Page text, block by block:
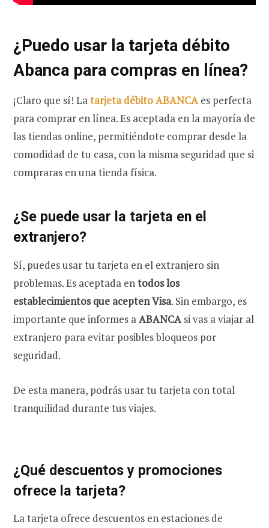
¿Puedo usar la tarjeta débito
Abanca para compras en línea?
¡Claro que sí! Latarjeta débito ABANCAes perfecta
para comprar en línea. Es aceptada en la mayoría de
las tiendas online, permitiéndote comprar desde la
comodidad de tu casa, con la misma seguridad que si
compraras en una tienda física.
¿Se puede usar la tarjeta en el
extranjero?
Sí, puedes usar tu tarjeta en el extranjero sin
problemas. Es aceptada entodos los
establecimientos que acepten Visa. Sin embargo, es
importante que informes aABANCAsi vas a viajar al
extranjero para evitar posibles bloqueos por
seguridad.
De esta manera, podrás usar tu tarjeta con total
tranquilidad durante tus viajes.
¿Qué descuentos y promociones
ofrece la tarjeta?
La tarjeta ofrece descuentos en estaciones de